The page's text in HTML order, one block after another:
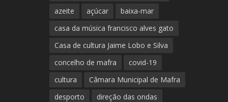
azeite
açúcar
baixa-mar
casa da música francisco alves gato
Casa de cultura Jaime Lobo e Silva
concelho de mafra
covid-19
cultura
Câmara Municipal de Mafra
desporto
direção das ondas